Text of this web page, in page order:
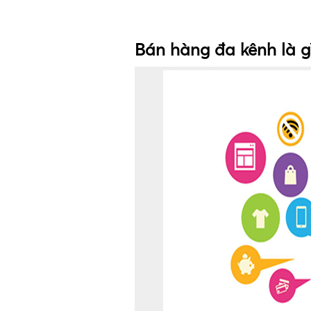
Bán hàng đa kênh là